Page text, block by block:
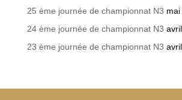
25 ème journée de championnat N3
24 ème journée de championnat N3
23 ème journée de championnat N3